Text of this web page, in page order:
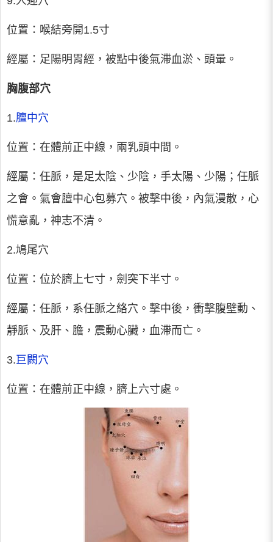
位置：喉結旁開1.5寸
經屬：足陽明胃經，被點中後氣滯血淤、頭暈。
胸腹部穴
1.膻中穴
位置：在體前正中線，兩乳頭中間。
經屬：任脈，是足太陰、少陰，手太陽、少陽；任脈
之會。氣會膻中心包募穴。被擊中後，內氣漫散，心
慌意亂，神志不清。
2.鳩尾穴
位置：位於臍上七寸，劍突下半寸。
經屬：任脈，系任脈之絡穴。擊中後，衝擊腹壁動、
靜脈、及肝、膽，震動心臟，血滯而亡。
3.巨闕穴
位置：在體前正中線，臍上六寸處。